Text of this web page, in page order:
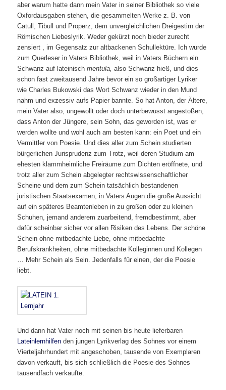
aber warum hatte dann mein Vater in seiner Bibliothek so viele
Oxfordausgaben stehen, die gesammelten Werke z. B. von
Catull, Tibull und Properz, dem unvergleichlichen Dreigestirn der
Römischen Liebeslyrik. Weder gekürzt noch bieder zurecht
zensiert , im Gegensatz zur altbackenen Schullektüre. Ich wurde
zum Querleser in Vaters Bibliothek, weil in Vaters Büchern ein
Schwanz auf lateinischmentula, also Schwanz hieß, und dies
schon fast zweitausend Jahre bevor ein so großartiger Lyriker
wie Charles Bukowski das Wort Schwanz wieder in den Mund
nahm und exzessiv aufs Papier bannte. So hat Anton, der Ältere,
mein Vater also, ungewollt oder doch unterbewusst angestoßen,
dass Anton der Jüngere, sein Sohn, das geworden ist, was er
werden wollte und wohl auch am besten kann: ein Poet und ein
Vermittler von Poesie. Und dies aller zum Schein studierten
bürgerlichen Jurisprudenz zum Trotz, weil deren Studium am
ehesten klammheimliche Freiräume zum Dichten eröffnete, und
trotz aller zum Schein abgelegter rechtswissenschaftlicher
Scheine und dem zum Schein tatsächlich bestandenen
juristischen Staatsexamen, in Vaters Augen die große Aussicht
auf ein späteres Beamtenleben in zu großen oder zu kleinen
Schuhen, jemand anderem zuarbeitend, fremdbestimmt, aber
dafür scheinbar sicher vor allen Risiken des Lebens. Der schöne
Schein ohne mitbedachte Liebe, ohne mitbedachte
Berufskrankheiten, ohne mitbedachte Kolleginnen und Kollegen
… Mehr Schein als Sein. Jedenfalls für einen, der die Poesie
liebt.
Und dann hat Vater noch mit seinen bis heute lieferbaren
Lateinlernhilfen den jungen Lyrikverlag des Sohnes vor einem
Vierteljahrhundert mit angeschoben, tausende von Exemplaren
davon verkauft, bis sich schließlich die Poesie des Sohnes
tausendfach verkaufte.